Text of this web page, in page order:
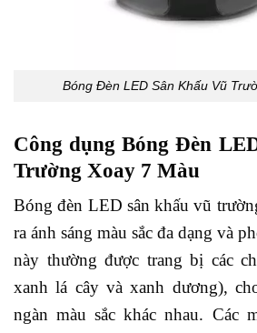
Bóng Đèn LED Sân Khấu Vũ
Công dụng Bóng Đèn
Trường Xoay 7 Màu
Bóng đèn LED sân khấu vũ
ra ánh sáng màu sắc đa dạng và
này thường được trang bị các
xanh lá cây và xanh dương),
ngàn màu sắc khác nhau. Các